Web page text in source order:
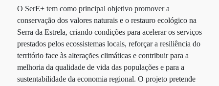
O SerE+ tem como principal objetivo promover a
conservação dos valores naturais e o restauro ecológico na
Serra da Estrela, criando condições para acelerar os serviços
prestados pelos ecossistemas locais, reforçar a resiliência do
território face às alterações climáticas e contribuir para a
melhoria da qualidade de vida das populações e para a
sustentabilidade da economia regional. O projeto pretende